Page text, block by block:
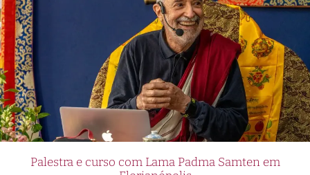
Palestra e curso com Lama Padma Samten em